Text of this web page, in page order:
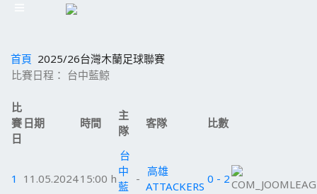
首頁 2025/26台灣木蘭足球聯賽
比賽日程： 台中藍鯨
比
賽
日
日期 時間
主
隊
客隊 比數
1 11.05.202415:00 h
台
中
藍
-
高雄
ATTACKERS
0 - 2